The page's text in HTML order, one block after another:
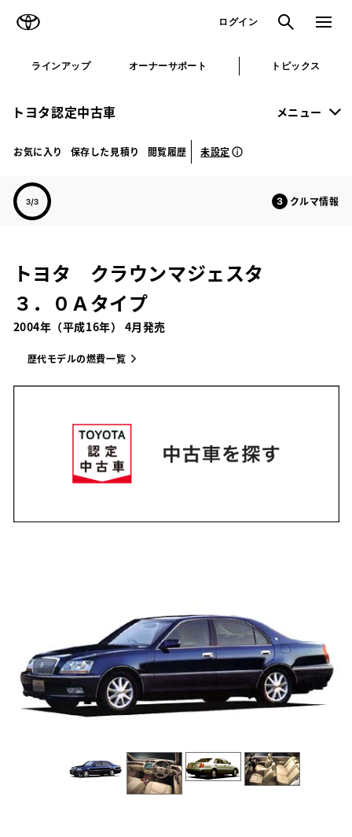
ログイン 検索 メニュ
ラインアップ オーナーサポート トピックス
トヨタ認定中古車 メニュー
お気に入り 保存した見積り 閲覧履歴 未設定
クルマ情報
トヨタ クラウンマジェスタ
３．０Ａタイプ
2004年（平成16年） 4月発売
歴代モデルの燃費一覧